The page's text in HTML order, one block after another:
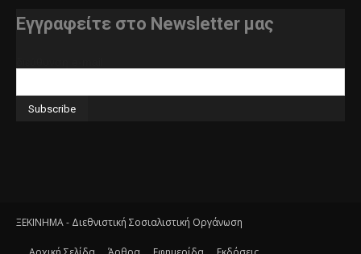
Εγγραφείτε στο Newsletter μας
ΞΕΚΙΝΗΜΑ - Διεθνιστική Σοσιαλιστική Οργάνωση